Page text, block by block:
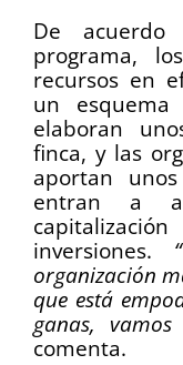
De acuerdo
programa,
recursos en
un esquema
elaboran
finca, y las
aportan
entran a
inversiones.
organización
que está
ganas,
comenta.